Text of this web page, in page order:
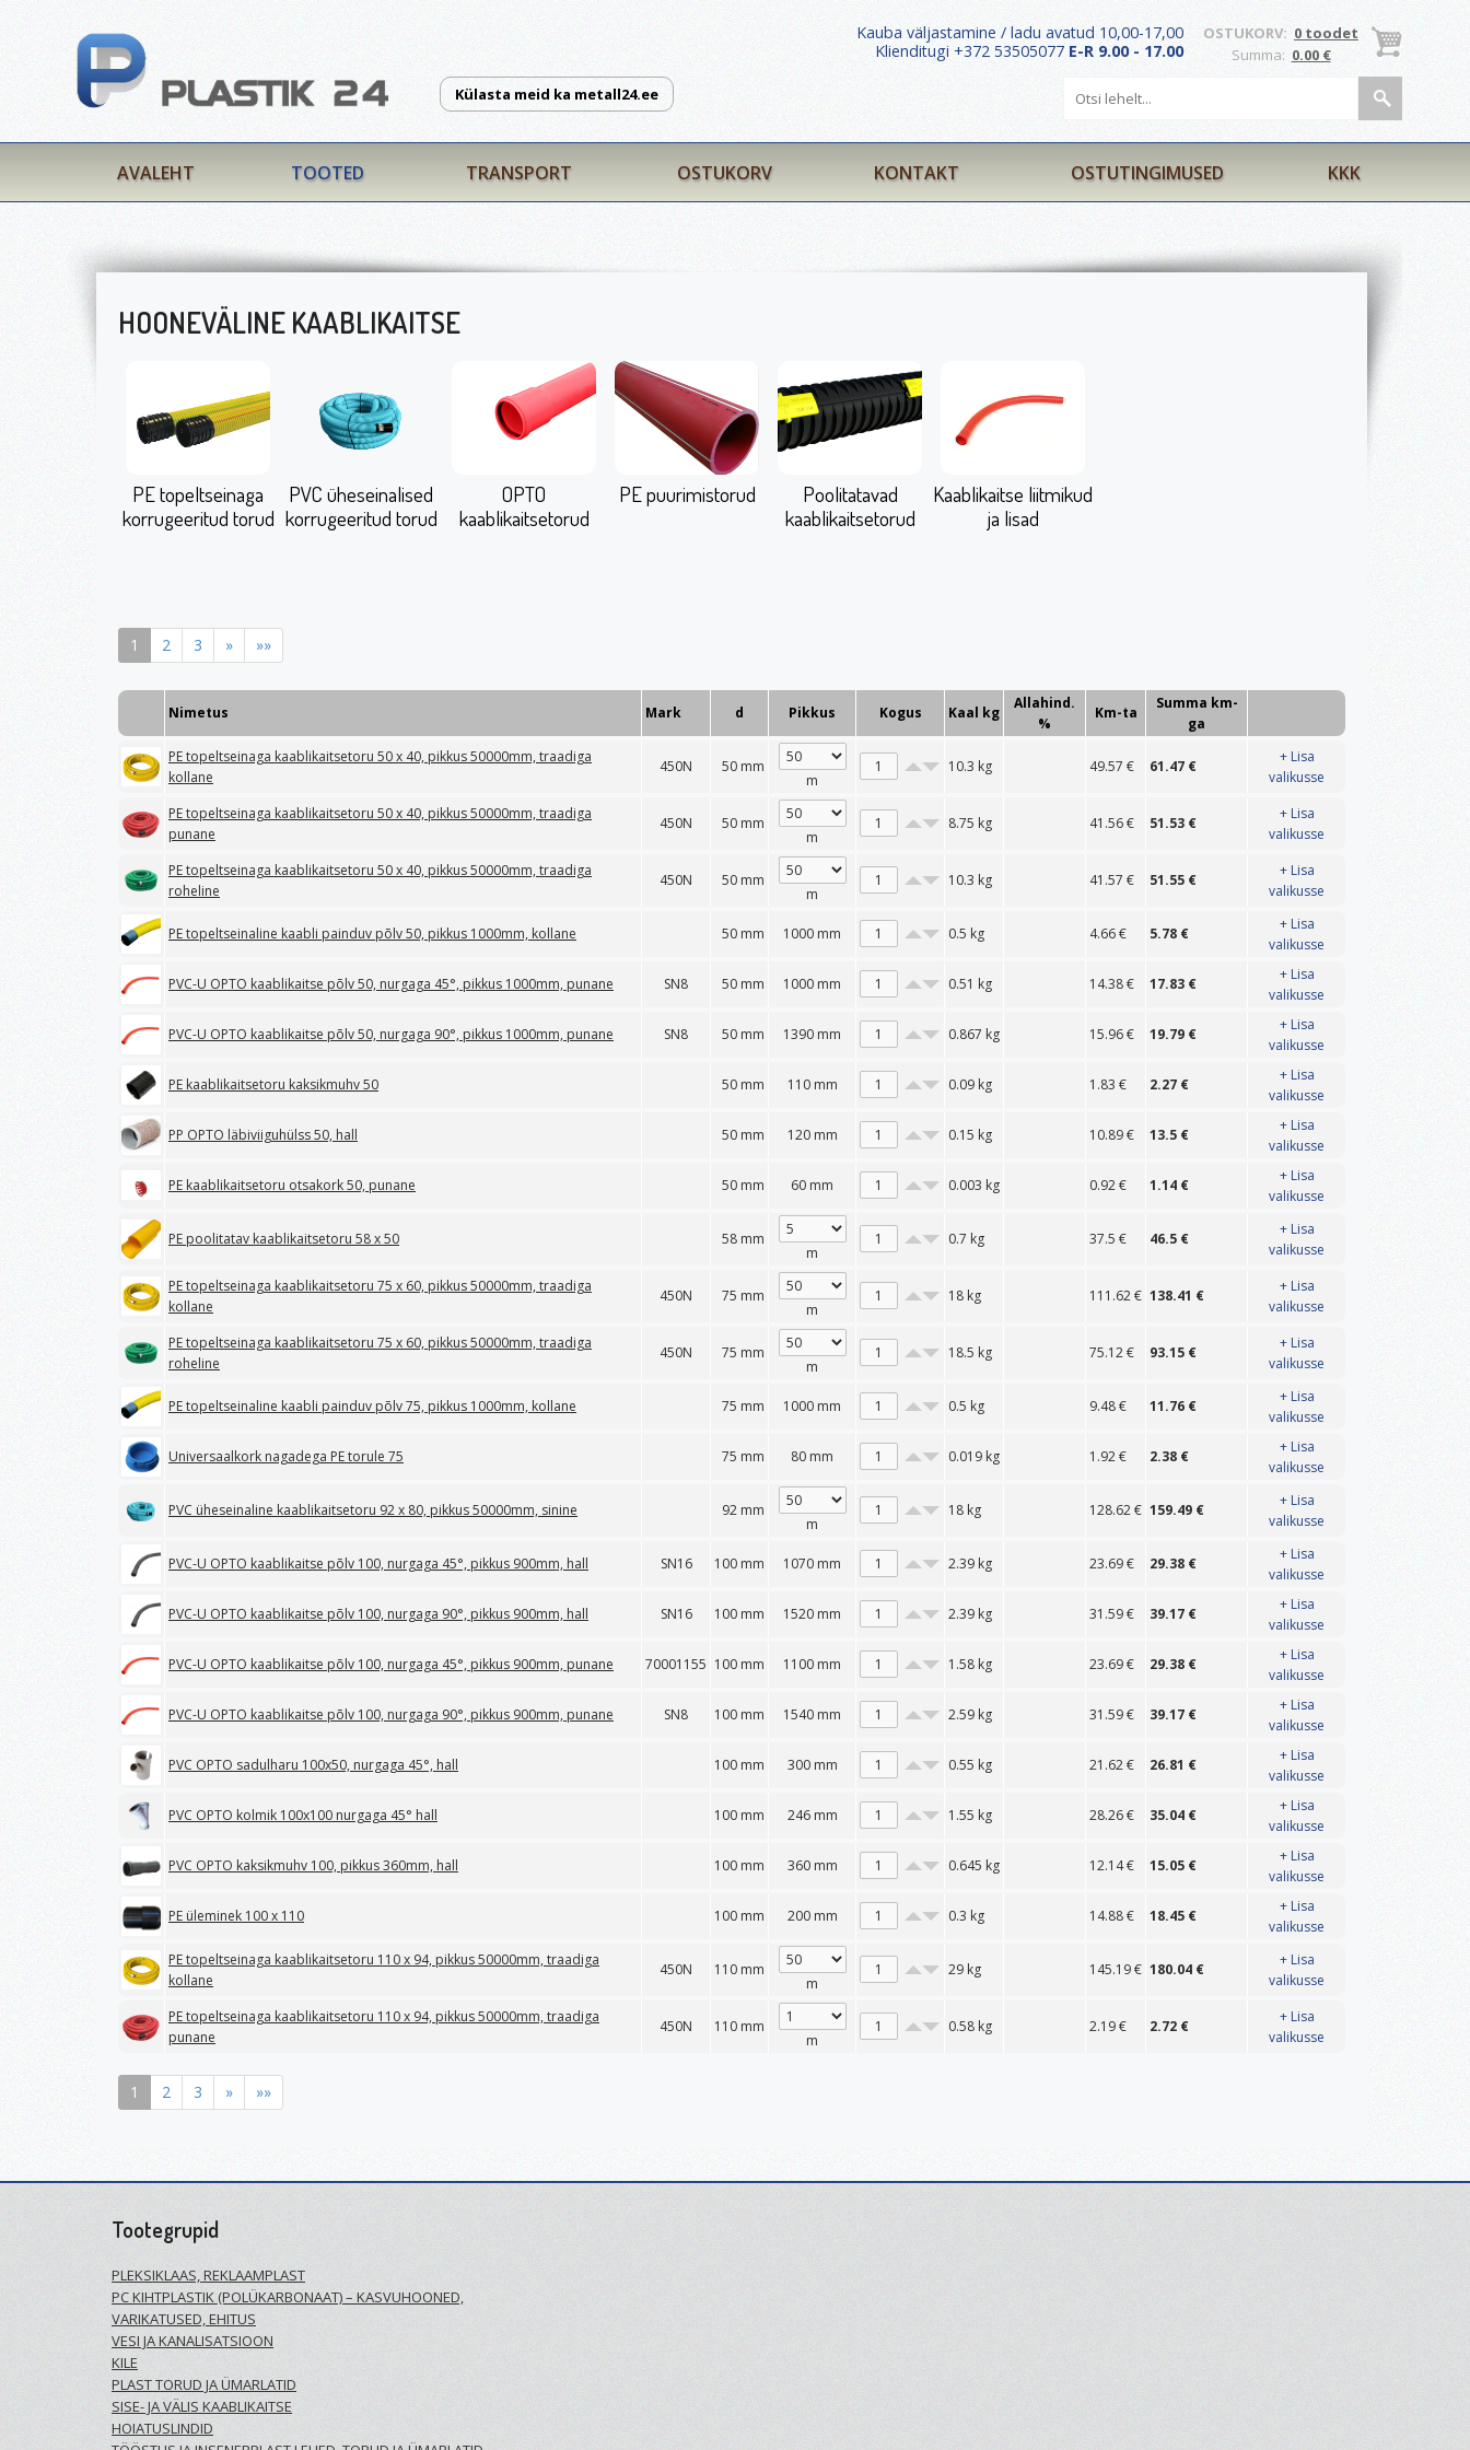
Külasta meid ka metall24.ee
Kauba väljastamine / ladu avatud 10,00-17,00
Klienditugi +372 53505077 E-R 9.00 - 17.00
OSTUKORV: 0 toodet
Summa: 0.00 €
AVALEHT TOOTED TRANSPORT OSTUKORV KONTAKT OSTUTINGIMUSED KKK
HOONEVÄLINE KAABLIKAITSE
PE topeltseinaga
korrugeeritud torud
PVC üheseinalised
korrugeeritud torud
OPTO
kaablikaitsetorud
PE puurimistorud
Poolitatavad
kaablikaitsetorud
Kaablikaitse liitmikud
ja lisad
1 2 3 » »»
Nimetus Mark d Pikkus Kogus Kaal kg
Allahind.
%
Km-ta
Summa km-
ga
PE topeltseinaga kaablikaitsetoru 50 x 40, pikkus 50000mm, traadiga
kollane
450N 50 mm
m
10.3 kg 49.57 € 61.47 €
+ Lisa
valikusse
PE topeltseinaga kaablikaitsetoru 50 x 40, pikkus 50000mm, traadiga
punane
450N 50 mm
m
8.75 kg 41.56€ 51.53 €
+ Lisa
valikusse
PE topeltseinaga kaablikaitsetoru 50 x 40, pikkus 50000mm, traadiga
roheline
450N 50 mm
m
10.3 kg 41.57 € 51.55 €
+ Lisa
valikusse
PE topeltseinaline kaabli painduv põlv 50, pikkus 1000mm, kollane 50 mm 1000 mm 0.5 kg 4.66€ 5.78 €
+ Lisa
valikusse
PVC-U OPTO kaablikaitse põlv 50, nurgaga 45°, pikkus 1000mm, punane SN8 50 mm 1000 mm 0.51 kg 14.38€ 17.83 €
+ Lisa
valikusse
PVC-U OPTO kaablikaitse põlv 50, nurgaga 90°, pikkus 1000mm, punane SN8 50 mm 1390 mm 0.867 kg 15.96€ 19.79 €
+ Lisa
valikusse
PE kaablikaitsetoru kaksikmuhv 50 50 mm 110 mm 0.09 kg 1.83 € 2.27 €
+ Lisa
valikusse
PP OPTO läbiviiguhülss 50, hall 50 mm 120 mm 0.15 kg 10.89€ 13.5 €
+ Lisa
valikusse
PE kaablikaitsetoru otsakork 50, punane 50 mm 60 mm 0.003 kg 0.92€ 1.14 €
+ Lisa
valikusse
PE poolitatav kaablikaitsetoru 58 x 50 58 mm
m
0.7 kg 37.5 € 46.5 €
+ Lisa
valikusse
PE topeltseinaga kaablikaitsetoru 75 x 60, pikkus 50000mm, traadiga
kollane
450N 75 mm
m
18 kg 111.62€ 138.41 €
+ Lisa
valikusse
PE topeltseinaga kaablikaitsetoru 75 x 60, pikkus 50000mm, traadiga
roheline
450N 75 mm
m
18.5 kg 75.12€ 93.15 €
+ Lisa
valikusse
PE topeltseinaline kaabli painduv põlv 75, pikkus 1000mm, kollane 75 mm 1000 mm 0.5 kg 9.48€ 11.76 €
+ Lisa
valikusse
Universaalkork nagadega PE torule 75 75 mm 80 mm 0.019 kg 1.92€ 2.38 €
+ Lisa
valikusse
PVC üheseinaline kaablikaitsetoru 92 x 80, pikkus 50000mm, sinine 92 mm
m
18 kg 128.62€ 159.49 €
+ Lisa
valikusse
PVC-U OPTO kaablikaitse põlv 100, nurgaga 45°, pikkus 900mm, hall SN16 100 mm 1070 mm 2.39 kg 23.69€ 29.38 €
+ Lisa
valikusse
PVC-U OPTO kaablikaitse põlv 100, nurgaga 90°, pikkus 900mm, hall SN16 100 mm 1520 mm 2.39 kg 31.59€ 39.17 €
+ Lisa
valikusse
PVC-U OPTO kaablikaitse põlv 100, nurgaga 45°, pikkus 900mm, punane 70001155 100 mm 1100 mm 1.58 kg 23.69€ 29.38 €
+ Lisa
valikusse
PVC-U OPTO kaablikaitse põlv 100, nurgaga 90°, pikkus 900mm, punane SN8 100 mm 1540 mm 2.59 kg 31.59€ 39.17 €
+ Lisa
valikusse
PVC OPTO sadulharu 100x50, nurgaga 45°, hall 100 mm 300 mm 0.55 kg 21.62€ 26.81 €
+ Lisa
valikusse
PVC OPTO kolmik 100x100 nurgaga 45° hall 100 mm 246 mm 1.55 kg 28.26€ 35.04 €
+ Lisa
valikusse
PVC OPTO kaksikmuhv 100, pikkus 360mm, hall 100 mm 360 mm 0.645 kg 12.14€ 15.05 €
+ Lisa
valikusse
PE üleminek 100 x 110 100 mm 200 mm 0.3 kg 14.88€ 18.45 €
+ Lisa
valikusse
PE topeltseinaga kaablikaitsetoru 110 x 94, pikkus 50000mm, traadiga
kollane
450N 110 mm
m
29 kg 145.19€ 180.04 €
+ Lisa
valikusse
PE topeltseinaga kaablikaitsetoru 110 x 94, pikkus 50000mm, traadiga
punane
450N 110 mm
m
0.58 kg 2.19€ 2.72 €
+ Lisa
valikusse
1 2 3 » »»
Tootegrupid
PLEKSIKLAAS, REKLAAMPLAST
PC KIHTPLASTIK (POLÜKARBONAAT) – KASVUHOONED,
VARIKATUSED, EHITUS
VESI JA KANALISATSIOON
KILE
PLAST TORUD JA ÜMARLATID
SISE- JA VÄLIS KAABLIKAITSE
HOIATUSLINDID